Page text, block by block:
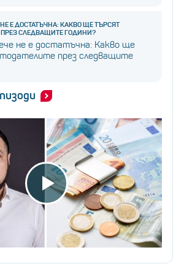
Е ДОСТАТЪЧНА: КАКВО ЩЕ ТЪРСЯТ
ПРЕЗ СЛЕДВАЩИТЕ ГОДИНИ?
не е достатъчна: Какво ще
през следващите